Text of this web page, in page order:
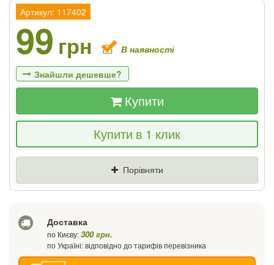
Артикул: 117402
99 грн В наявності
Знайшли дешевше?
Якщо Ви знайдете товар дешевше - ми
знизимо ціну і подаруємо % від різниці
Купити
Купити в 1 клик
Порівняти
Доставка
по Києву:300 грн.
по Україні: відповідно до тарифів перевізника